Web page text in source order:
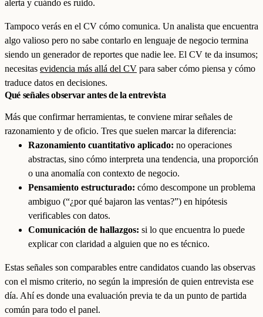
alerta y cuándo es ruido.
Tampoco verás en el CV cómo comunica. Un analista que encuentra
algo valioso pero no sabe contarlo en lenguaje de negocio termina
siendo un generador de reportes que nadie lee. El CV te da insumos;
necesitas evidencia más allá del CV para saber cómo piensa y cómo
traduce datos en decisiones.
Qué señales observar antes de la entrevista
Más que confirmar herramientas, te conviene mirar señales de
razonamiento y de oficio. Tres que suelen marcar la diferencia:
Razonamiento cuantitativo aplicado: no operaciones
abstractas, sino cómo interpreta una tendencia, una proporción
o una anomalía con contexto de negocio.
Pensamiento estructurado: cómo descompone un problema
ambiguo (“¿por qué bajaron las ventas?”) en hipótesis
verificables con datos.
Comunicación de hallazgos: si lo que encuentra lo puede
explicar con claridad a alguien que no es técnico.
Estas señales son comparables entre candidatos cuando las observas
con el mismo criterio, no según la impresión de quien entrevista ese
día. Ahí es donde una evaluación previa te da un punto de partida
común para todo el panel.